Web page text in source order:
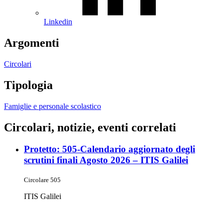
Linkedin
Argomenti
Circolari
Tipologia
Famiglie e personale scolastico
Circolari, notizie, eventi correlati
Protetto: 505-Calendario aggiornato degli
scrutini finali Agosto 2026 – ITIS Galilei
Circolare 505
ITIS Galilei